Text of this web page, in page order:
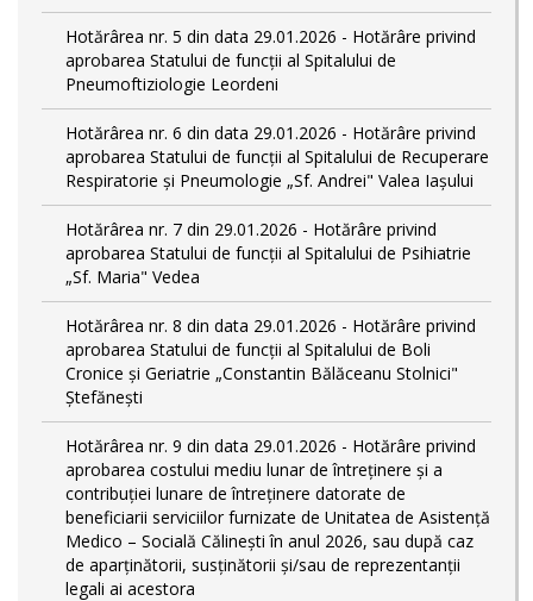
Hotărârea nr. 5 din data 29.01.2026 - Hotărâre privind
aprobarea Statului de funcţii al Spitalului de
Pneumoftiziologie Leordeni
Hotărârea nr. 6 din data 29.01.2026 - Hotărâre privind
aprobarea Statului de funcţii al Spitalului de Recuperare
Respiratorie și Pneumologie „Sf. Andrei" Valea Iașului
Hotărârea nr. 7 din 29.01.2026 - Hotărâre privind
aprobarea Statului de funcţii al Spitalului de Psihiatrie
„Sf. Maria" Vedea
Hotărârea nr. 8 din data 29.01.2026 - Hotărâre privind
aprobarea Statului de funcţii al Spitalului de Boli
Cronice și Geriatrie „Constantin Bălăceanu Stolnici"
Ștefănești
Hotărârea nr. 9 din data 29.01.2026 - Hotărâre privind
aprobarea costului mediu lunar de întreținere și a
contribuției lunare de întreținere datorate de
beneficiarii serviciilor furnizate de Unitatea de Asistență
Medico – Socială Călineşti în anul 2026, sau după caz
de aparținătorii, susținătorii și/sau de reprezentanții
legali ai acestora